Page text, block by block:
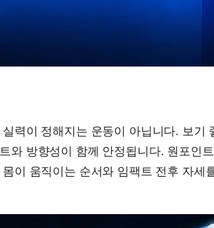
력이 정해지는 운동이 아닙니다. 보기
와 방향성이 함께 안정됩니다. 원포인
이 움직이는 순서와 임팩트 전후 자세